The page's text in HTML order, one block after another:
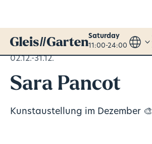
Saturday
11:00-24:00
02.12.-31.12.
Sara Pancot
Kunstaustellung im Dezember 🎨